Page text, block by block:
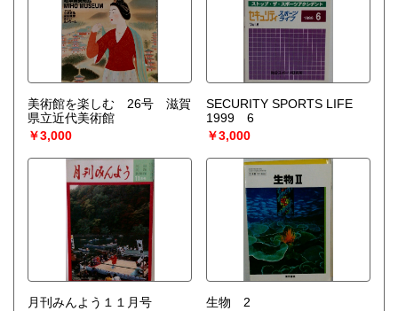
美術館を楽しむ 26号 滋賀
県立近代美術館
￥3,000
SECURITY SPORTS LIFE
1999 6
￥3,000
月刊みんよう１１月号
生物 2